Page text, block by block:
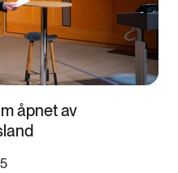
åpnet av